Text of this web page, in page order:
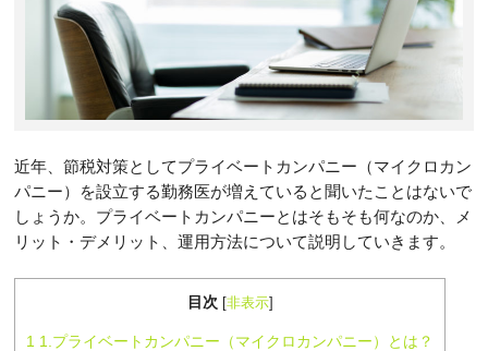
近年、節税対策としてプライベートカンパニー（マイクロカン
パニー）を設立する勤務医が増えていると聞いたことはないで
しょうか。プライベートカンパニーとはそもそも何なのか、メ
リット・デメリット、運用方法について説明していきます。
目次 [非表示]
1 1.プライベートカンパニー（マイクロカンパニー）とは？